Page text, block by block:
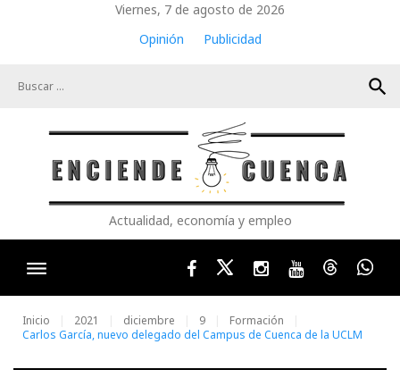
Viernes, 7 de agosto de 2026
Opinión
Publicidad
search
Actualidad, economía y empleo
FacebookTwitterInstagram
YoutubeThreads
Inicio 2021 diciembre 9
Formación
Carlos García, nuevo delegado del Campus de Cuenca de la UCLM